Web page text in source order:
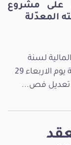
على مشروع
لسنة
2024، عقدت لجنة المالية والميزانية جلسة يوم الاربعاء 29